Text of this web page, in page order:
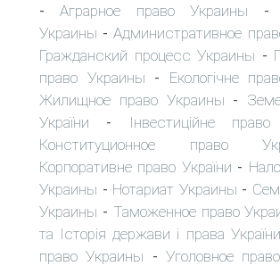
-Аграрное право Украины
Украины -Административное
Гражданский процесс Украины -
право Украины - Екологічне
Жилищное право Украины -
України - Інвестиційне право
Конституционное право
Корпоративне право України -
Украины - Нотариат Украины -
Украины - Таможенное право
та Історія держави і права України
право Украины -Уголовное